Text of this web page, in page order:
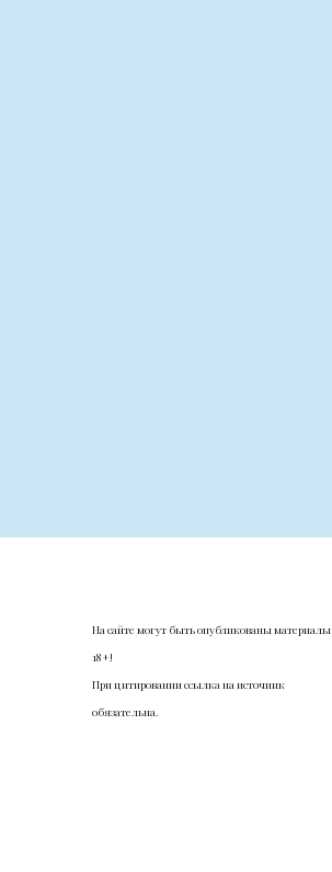
На сайте могут быть опубликованы материалы
18+!
При цитировании ссылка на источник
обязательна.